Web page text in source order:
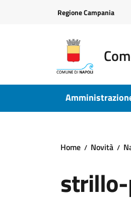
Regione Campania
Home Novità